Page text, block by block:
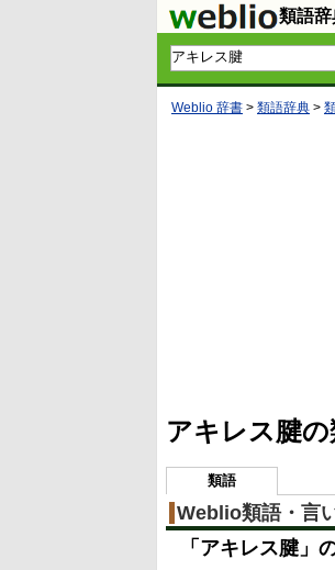
類語辞
Weblio 辞書 > 類語辞典 >
アキレス腱
類語
Weblio類語・言
「 アキレス腱 」